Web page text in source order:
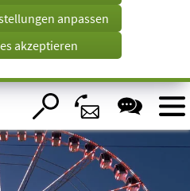
anpassen
akzeptieren